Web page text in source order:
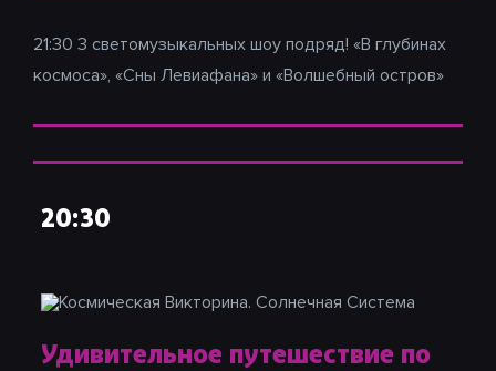
21:30 3 светомузыкальных шоу подряд! «В глубинах
космоса», «Сны Левиафана» и «Волшебный остров»
20:30
Удивительное путешествие по